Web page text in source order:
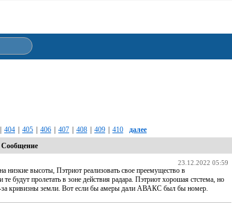
404 405 406 407 408 409 410
далее
Сообщение
23.12.2022 05:59
низкие высоты, Пэтриот реализовать свое преемущество в
будут пролетать в зоне действия радара. Пэтриот хорошая стстема, но
за кривизны земли. Вот если бы амеры дали АВАКС был бы номер.